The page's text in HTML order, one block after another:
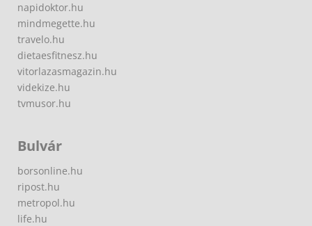
napidoktor.hu
mindmegette.hu
travelo.hu
dietaesfitnesz.hu
vitorlazasmagazin.hu
videkize.hu
tvmusor.hu
Bulvár
borsonline.hu
ripost.hu
metropol.hu
life.hu